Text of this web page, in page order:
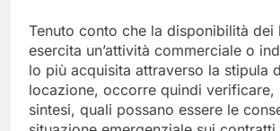
Tenuto conto che la disponibilità dei
esercita un’attività commerciale o
lo più acquisita attraverso la stipula
locazione, occorre quindi verificare,
sintesi, quali possano essere le